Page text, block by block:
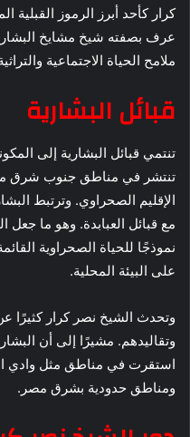
كرار كأحد أبرز الرموز القبلية
عرف بصفته شيخ مشايخ
ملامح الحياة الاجتماعية
قبائل البشارية
تنتمي قبائل البشارية إلى
تنتشر في مناطق جنوب شرق مصر
الإقليم الصحراوي. وترتبط
مع قبائل العبابدة. وهو ما جعل
نموذجًا للحياة الصحراوية
على البيئة المحلية.
وتحدث الشيخ نصر كرار كثيرًا عن
وتقاليدهم. مشيرًا إلى أن
استقرت في مناطق مثل وادي
ومناطق حدودية بشرق مصر.